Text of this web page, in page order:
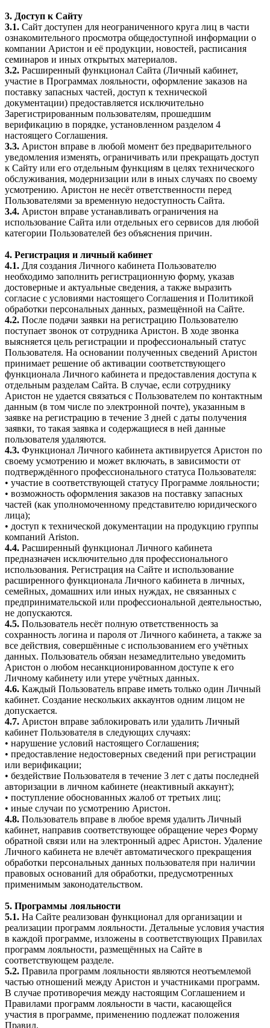
3. Доступ к Сайту
3.1. Сайт доступен для неограниченного круга лиц в части
ознакомительного просмотра общедоступной информации о
компании Аристон и её продукции, новостей, расписания
семинаров и иных открытых материалов.
3.2. Расширенный функционал Сайта (Личный кабинет,
участие в Программах лояльности, оформление заказов на
поставку запасных частей, доступ к технической
документации) предоставляется исключительно
Зарегистрированным пользователям, прошедшим
верификацию в порядке, установленном разделом 4
настоящего Соглашения.
3.3. Аристон вправе в любой момент без предварительного
уведомления изменять, ограничивать или прекращать доступ
к Сайту или его отдельным функциям в целях технического
обслуживания, модернизации или в иных случаях по своему
усмотрению. Аристон не несёт ответственности перед
Пользователями за временную недоступность Сайта.
3.4. Аристон вправе устанавливать ограничения на
использование Сайта или отдельных его сервисов для любой
категории Пользователей без объяснения причин.
4. Регистрация и личный кабинет
4.1. Для создания Личного кабинета Пользователю
необходимо заполнить регистрационную форму, указав
достоверные и актуальные сведения, а также выразить
согласие с условиями настоящего Соглашения и Политикой
обработки персональных данных, размещённой на Сайте.
4.2. После подачи заявки на регистрацию Пользователю
поступает звонок от сотрудника Аристон. В ходе звонка
выясняется цель регистрации и профессиональный статус
Пользователя. На основании полученных сведений Аристон
принимает решение об активации соответствующего
функционала Личного кабинета и предоставления доступа к
отдельным разделам Сайта. В случае, если сотруднику
Аристон не удается связаться с Пользователем по контактным
данным (в том числе по электронной почте), указанным в
заявке на регистрацию в течение 3 дней с даты получения
заявки, то такая заявка и содержащиеся в ней данные
пользователя удаляются.
4.3. Функционал Личного кабинета активируется Аристон по
своему усмотрению и может включать, в зависимости от
подтверждённого профессионального статуса Пользователя:
• участие в соответствующей статусу Программе лояльности;
• возможность оформления заказов на поставку запасных
частей (как уполномоченному представителю юридического
лица);
• доступ к технической документации на продукцию группы
компаний Ariston.
4.4. Расширенный функционал Личного кабинета
предназначен исключительно для профессионального
использования. Регистрация на Сайте и использование
расширенного функционала Личного кабинета в личных,
семейных, домашних или иных нуждах, не связанных с
предпринимательской или профессиональной деятельностью,
не допускаются.
4.5. Пользователь несёт полную ответственность за
сохранность логина и пароля от Личного кабинета, а также за
все действия, совершённые с использованием его учётных
данных. Пользователь обязан незамедлительно уведомить
Аристон о любом несанкционированном доступе к его
Личному кабинету или утере учётных данных.
4.6. Каждый Пользователь вправе иметь только один Личный
кабинет. Создание нескольких аккаунтов одним лицом не
допускается.
4.7. Аристон вправе заблокировать или удалить Личный
кабинет Пользователя в следующих случаях:
• нарушение условий настоящего Соглашения;
• предоставление недостоверных сведений при регистрации
или верификации;
• бездействие Пользователя в течение 3 лет с даты последней
авторизации в личном кабинете (неактивный аккаунт);
• поступление обоснованных жалоб от третьих лиц;
• иные случаи по усмотрению Аристон.
4.8. Пользователь вправе в любое время удалить Личный
кабинет, направив соответствующее обращение через Форму
обратной связи или на электронный адрес Аристон. Удаление
Личного кабинета не влечёт автоматического прекращения
обработки персональных данных пользователя при наличии
правовых оснований для обработки, предусмотренных
применимым законодательством.
5. Программы лояльности
5.1. На Сайте реализован функционал для организации и
реализации программ лояльности. Детальные условия участия
в каждой программе, изложены в соответствующих Правилах
программ лояльности, размещённых на Сайте в
соответствующем разделе.
5.2. Правила программ лояльности являются неотъемлемой
частью отношений между Аристон и участниками программ.
В случае противоречия между настоящим Соглашением и
Правилами программ лояльности в части, касающейся
участия в программе, применению подлежат положения
Правил.